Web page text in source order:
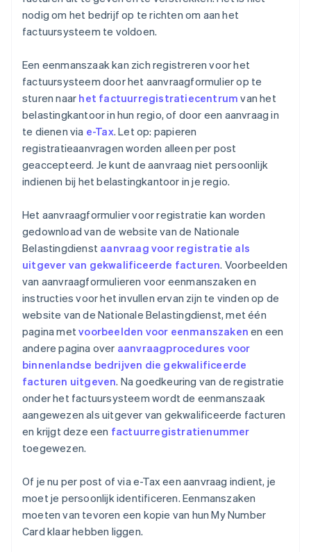
nodig om het bedrijf op te richten om aan het
factuursysteem te voldoen.
Een eenmanszaak kan zich registreren voor het
factuursysteem door het aanvraagformulier op te
sturen naar het factuurregistratiecentrum van het
belastingkantoor in hun regio, of door een aanvraag in
te dienen via e-Tax. Let op: papieren
registratieaanvragen worden alleen per post
geaccepteerd. Je kunt de aanvraag niet persoonlijk
indienen bij het belastingkantoor in je regio.
Het aanvraagformulier voor registratie kan worden
gedownload van de website van de Nationale
Belastingdienst aanvraag voor registratie als
uitgever van gekwalificeerde facturen. Voorbeelden
van aanvraagformulieren voor eenmanszaken en
instructies voor het invullen ervan zijn te vinden op de
website van de Nationale Belastingdienst, met één
pagina metvoorbeelden voor eenmanszaken en een
andere pagina over aanvraagprocedures voor
binnenlandse bedrijven die gekwalificeerde
facturen uitgeven. Na goedkeuring van de registratie
onder het factuursysteem wordt de eenmanszaak
aangewezen als uitgever van gekwalificeerde facturen
en krijgt deze een factuurregistratienummer
toegewezen.
Of je nu per post of via e-Tax een aanvraag indient, je
moet je persoonlijk identificeren. Eenmanszaken
moeten van tevoren een kopie van hun My Number
Card klaar hebben liggen.